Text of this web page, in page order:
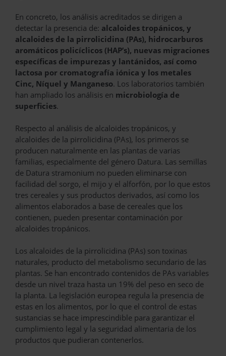
En concreto, los análisis acreditados se dirigen a
detectar la presencia de: alcaloides tropánicos, y
alcaloides de la pirrolicidina (PAs), hidrocarburos
aromáticos policíclicos (HAP’s), nuevas migraciones
específicas de impurezas y lantánidos, así como
lactosa por cromatografía iónica y los metales
Cinc, Níquel y Manganeso. Los laboratorios también
han ampliado los análisis en microbiología de
superficies.
Respecto al análisis de alcaloides tropánicos, y
alcaloides de la pirrolicidina (PAs), los primeros se
producen naturalmente en las plantas de varias
familias, especialmente del género Datura. Las semillas
de Datura stramonium no pueden eliminarse con
facilidad del sorgo, el mijo y el alforfón, por lo que estos
tres cereales y sus productos derivados, así como los
alimentos elaborados a base de cereales que los
contienen, pueden presentar contaminación por
alcaloides tropánicos.
Los alcaloides de la pirrolicidina (PAs) son toxinas
naturales, producto del metabolismo secundario de las
plantas. Se han encontrado contenidos de PAs variables
desde un nivel traza hasta un 19% del peso en seco de
la planta. La legislación europea regula la presencia de
estas en los alimentos, por lo que el control de estas
sustancias se hace imprescindible para garantizar el
cumplimiento legal y la seguridad alimentaria de los
productos que pudieran contenerlos.